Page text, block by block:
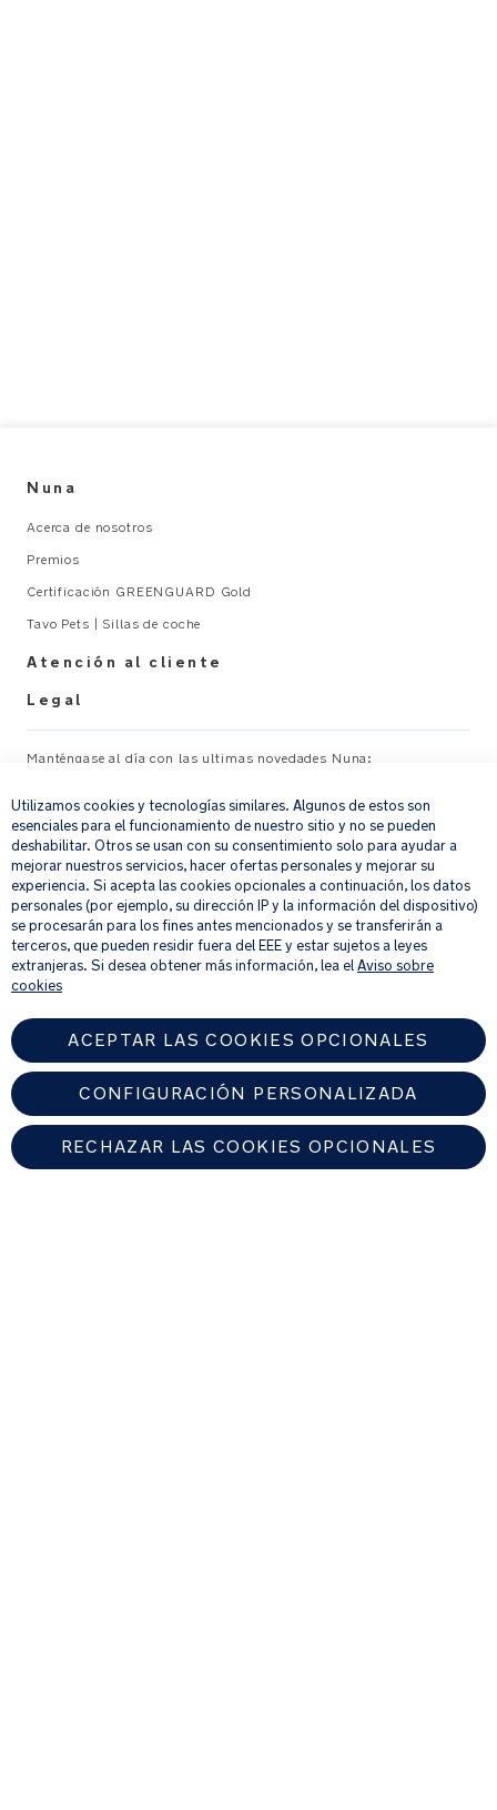
Nuna
Acerca de nosotros
Premios
Certificación GREENGUARD Gold
Tavo Pets | Sillas de coche
Atención al cliente
Legal
Manténgase al día con las ultimas novedades Nuna:
Su correo electrónico REGISTRAR
Al proporcionar tu dirección de correo electrónico, aceptas recibir por
correo electrónico nuestro boletín de noticias e información sobre
productos y ofertas que creamos que puedan ser de tu interés.
Si quieres más información sobre cómo procesamos tus datos personales,
consulta nuestro
aviso de privacidad
Utilizamos cookies y tecnologías similares. Algunos de estos son
esenciales para el funcionamiento de nuestro sitio y no se pueden
deshabilitar. Otros se usan con su consentimiento solo para ayudar a
mejorar nuestros servicios, hacer ofertas personales y mejorar su
experiencia. Si acepta las cookies opcionales a continuación, los datos
personales (por ejemplo, su dirección IP y la información del dispositivo)
se procesarán para los fines antes mencionados y se transferirán a
terceros, que pueden residir fuera del EEE y estar sujetos a leyes
extranjeras. Si desea obtener más información, lea elAviso sobre
cookies
ACEPTAR LAS COOKIES OPCIONALES
CONFIGURACIÓN PERSONALIZADA
RECHAZAR LAS COOKIES OPCIONALES